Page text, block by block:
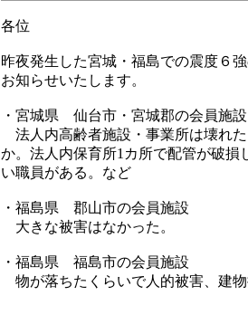
各位
昨夜発生した宮城・福島での震度６
お知らせいたします。
・宮城県 仙台市・宮城郡の会員施設
法人内高齢者施設・事業所は壊れ
か。法人内保育所1カ所で配管が破
い職員がある。など
・福島県 郡山市の会員施設
大きな被害はなかった。
・福島県 福島市の会員施設
物が落ちたくらいで人的被害、建